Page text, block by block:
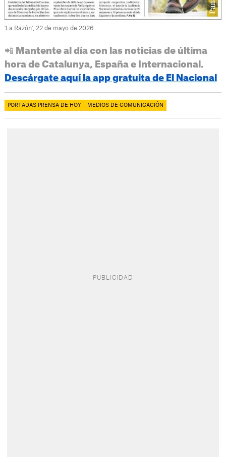
'La Razón', 22 de mayo de 2026
📲 Mantente al día con las noticias de última
hora de Catalunya, España e Internacional.
Descárgate aquí la app gratuita de El Nacional
PORTADAS PRENSA DE HOY MEDIOS DE COMUNICACIÓN